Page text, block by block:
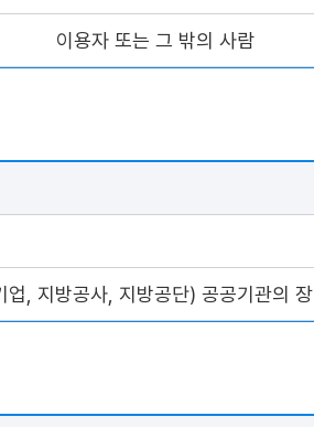
이용자 또는 그 밖의 사람
, 지방공사, 지방공단) 공공기관의 장